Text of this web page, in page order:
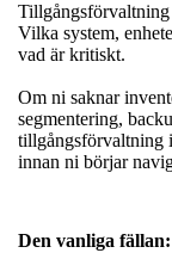
Vilka system,
vad är kritiskt.
Om ni saknar
segmentering,
tillgångsförvaltning
innan ni börjar
Den vanliga